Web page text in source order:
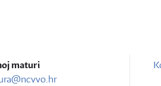
maturi